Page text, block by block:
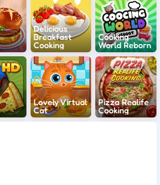
Delicious
Breakfast
Cooking
Cooking
World Reborn
Lovely Virtual
Cat
Pizza Realife
Cooking